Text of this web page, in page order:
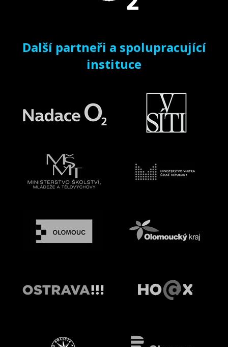
Další partneři a spolupracující
instituce